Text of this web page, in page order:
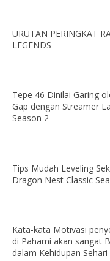
URUTAN PERINGKAT
LEGENDS
Tepe 46 Dinilai Garing
Gap dengan Streamer
Season 2
Tips Mudah Leveling
Dragon Nest Classic Sea
Kata-kata Motivasi
di Pahami akan sangat
dalam Kehidupan